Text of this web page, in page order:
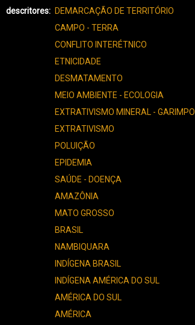
descritores
DEMARCAÇÃO DE TERRITÓRIO
CAMPO - TERRA
CONFLITO INTERÉTNICO
ETNICIDADE
DESMATAMENTO
MEIO AMBIENTE - ECOLOGIA
EXTRATIVISMO MINERAL - GARIMPO
EXTRATIVISMO
POLUIÇÃO
EPIDEMIA
SAÚDE - DOENÇA
AMAZÔNIA
MATO GROSSO
BRASIL
NAMBIQUARA
INDÍGENA BRASIL
INDÍGENA AMÉRICA DO SUL
AMÉRICA DO SUL
AMÉRICA